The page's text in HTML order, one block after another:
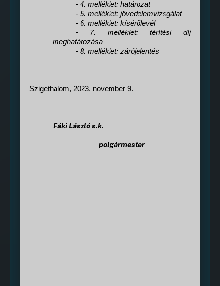
- 4. melléklet: határozat
- 5. melléklet: jövedelemvizsgálat
- 6. melléklet: kísérőlevél
- 7. melléklet: térítési díj
meghatározása
- 8. melléklet: zárójelentés
Szigethalom, 2023. november 9.
Fáki László s.k.
polgármester